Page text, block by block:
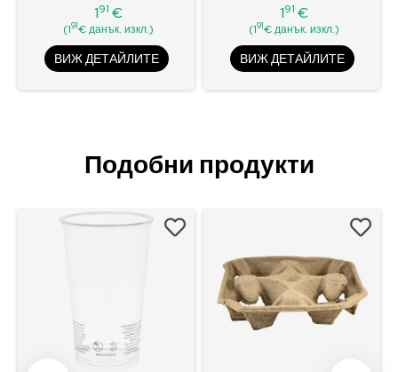
Цена
191 €
(191€ данък. изкл.)
ВИЖ ДЕТАЙЛИТЕ
Цена
191 €
(191€ данък. изкл.)
ВИЖ ДЕТАЙЛИТЕ
Подобни продукти